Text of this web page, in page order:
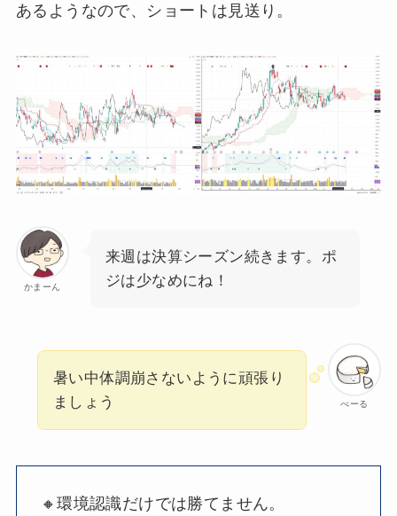
あるようなので、ショートは見送り。
かまーん
来週は決算シーズン続きます。ポ
ジは少なめにね！
べーる
暑い中体調崩さないように頑張り
ましょう
🔸環境認識だけでは勝てません。